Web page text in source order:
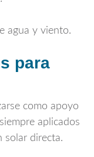
agua y viento.
para
como apoyo
aplicados
solar directa.